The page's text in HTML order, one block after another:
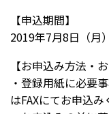
【申込期間】
2019年7月8日（月
【お申込み方法・
・登録用紙に必要
はFAXにてお申込み